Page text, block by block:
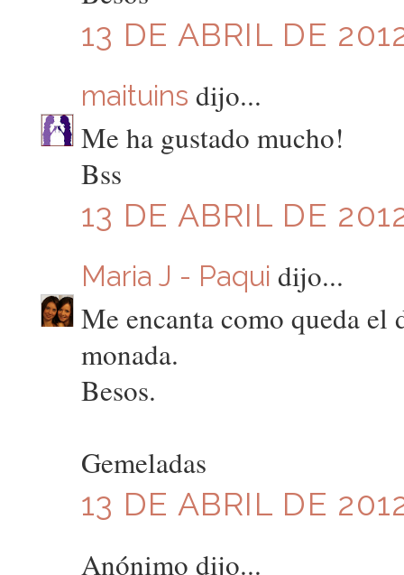
13 DE ABRIL DE
maituins dijo...
Me ha gustado mucho!
Bss
13 DE ABRIL DE
Maria J - Paqui dijo...
Me encanta como queda el
monada.
Besos.
Gemeladas
13 DE ABRIL DE
Anónimo dijo...